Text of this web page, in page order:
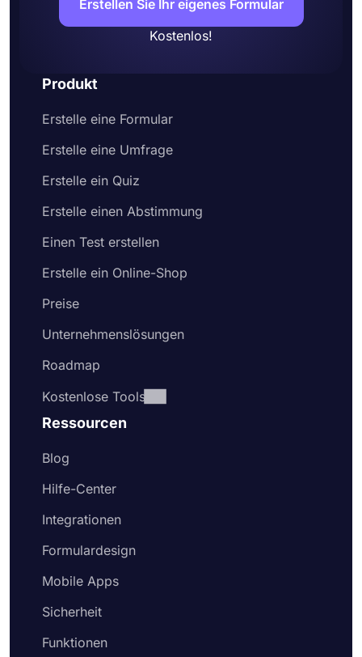
Erstellen Sie Ihr eigenes Formular
Kostenlos!
Produkt
Erstelle eine Formular
Erstelle eine Umfrage
Erstelle ein Quiz
Erstelle einen Abstimmung
Einen Test erstellen
Erstelle ein Online-Shop
Preise
Unternehmenslösungen
Roadmap
Kostenlose Tools
Ressourcen
Blog
Hilfe-Center
Integrationen
Formulardesign
Mobile Apps
Sicherheit
Funktionen